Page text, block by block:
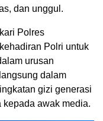
dan unggul.
Polres
Polri untuk
urusan
dalam
gizi generasi
kepada awak media.